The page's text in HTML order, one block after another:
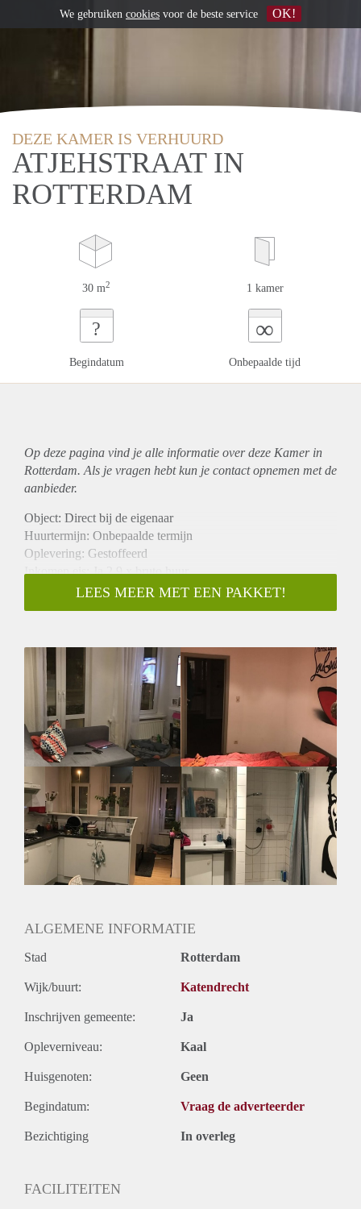
DEZE KAMER IS VERHUURD
ATJEHSTRAAT IN
ROTTERDAM
30 m2 1 kamer
?
Begindatum
∞
Onbepaalde tijd
Op deze pagina vind je alle informatie over deze Kamer in
Rotterdam. Als je vragen hebt kun je contact opnemen met de
aanbieder.
Object: Direct bij de eigenaar
Huurtermijn: Onbepaalde termijn
Oplevering: Gestoffeerd
Inkomen eis: Ja 2,9 x bruto huur
Garantiestelling mogelijk: Ja
Borg: 1 maand
Gedeelde keuken: Nee
Gedeelde Douche: Nee
Gedeelde woonkamer: Nee
Huisgenoten: Nee
Geslacht huisgenoten: N.v.t.
LEES MEER MET EEN PAKKET!
ALGEMENE INFORMATIE
Stad Rotterdam
Wijk/buurt: Katendrecht
Inschrijven gemeente: Ja
Opleverniveau: Kaal
Huisgenoten: Geen
Begindatum: Vraag de adverteerder
Bezichtiging In overleg
FACILITEITEN
We gebruiken cookies voor de beste service OK!